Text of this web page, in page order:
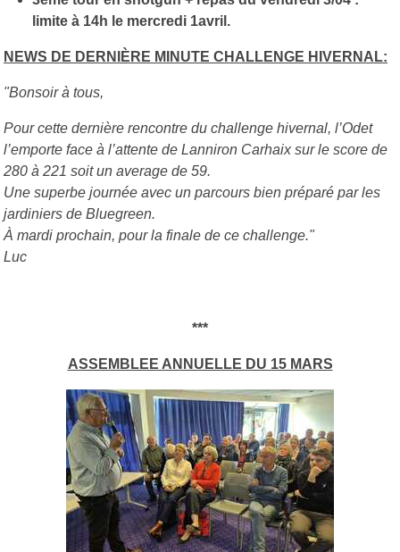
limite à 14h le mercredi 1avril.
NEWS DE DERNIÈRE MINUTE CHALLENGE HIVERNAL:
"Bonsoir à tous,
Pour cette dernière rencontre du challenge hivernal, l’Odet
l’emporte face à l’attente de Lanniron Carhaix sur le score de
280 à 221 soit un average de 59.
Une superbe journée avec un parcours bien préparé par les
jardiniers de Bluegreen.
À mardi prochain, pour la finale de ce challenge."
Luc
***
ASSEMBLEE ANNUELLE DU 15 MARS